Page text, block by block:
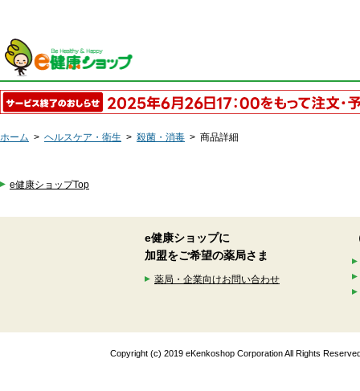
ホーム > ヘルスケア・衛生 > 殺菌・消毒 > 商品詳細
e健康ショップTop
e健康ショップに
加盟をご希望の薬局さま
薬局・企業向けお問い合わせ
Copyright (c) 2019 eKenkoshop Corporation All Rights